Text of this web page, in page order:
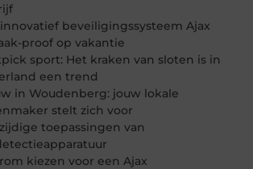
beveiligingssysteem Ajax
proof op vakantie
sport: Het kraken van sloten is in
een trend
in Woudenberg: jouw lokale
stelt zich voor
toepassingen van
kiezen voor een Ajax